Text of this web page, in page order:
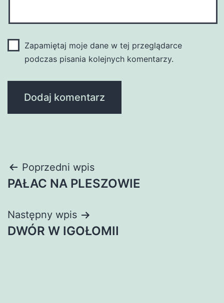
Zapamiętaj moje dane w tej przeglądarce
podczas pisania kolejnych komentarzy.
Nawigacja
wpisu
Poprzedni wpis
PAŁAC NA PLESZOWIE
Następny wpis
DWÓR W IGOŁOMII